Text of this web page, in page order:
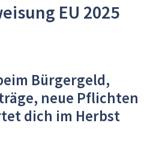
EU 2025
Bürgergeld,
neue Pflichten
dich im Herbst